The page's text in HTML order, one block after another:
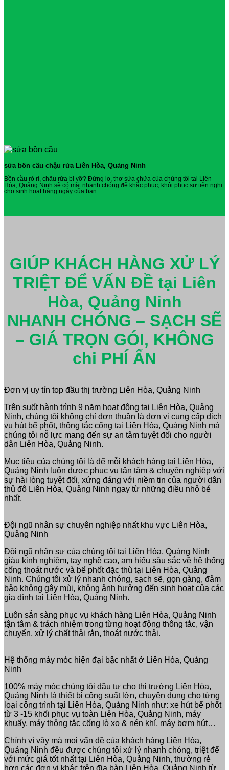
sửa bồn cầu chậu rửa Liên Hòa, Quảng Ninh
Bồn cầu rò rỉ, chậu rửa bị vỡ? Đừng lo, thợ sửa chữa của chúng tôi tại Liên
Hòa, Quảng Ninh sẽ có mặt nhanh chóng để khắc phục, khôi phục sự tiện nghi
cho sinh hoạt hàng ngày của bạn
GIÚP KHÁCH HÀNG XỬ LÝ
TRIỆT ĐỂ VẤN ĐỀ tại Liên
Hòa, Quảng Ninh
NHANH CHÓNG – SẠCH SẼ
– GIÁ TRỌN GÓI, KHÔNG
chi PHÍ ẨN
Đơn vị uy tín top đầu thị trường Liên Hòa, Quảng Ninh
Trên suốt hành trình 9 năm hoạt động tại Liên Hòa, Quảng
Ninh, chúng tôi không chỉ đơn thuần là đơn vị cung cấp dịch
vụ hút bể phốt, thông tắc cống tại Liên Hòa, Quảng Ninh mà
chúng tôi nỗ lực mang đến sự an tâm tuyệt đối cho người
dân Liên Hòa, Quảng Ninh.
Mục tiêu của chúng tôi là để mỗi khách hàng tại Liên Hòa,
Quảng Ninh luôn được phục vụ tận tâm & chuyên nghiệp với
sự hài lòng tuyệt đối, xứng đáng với niềm tin của người dân
thủ đô Liên Hòa, Quảng Ninh ngay từ những điều nhỏ bé
nhất.
Đội ngũ nhân sự chuyên nghiệp nhất khu vực Liên Hòa,
Quảng Ninh
Đội ngũ nhân sự của chúng tôi tại Liên Hòa, Quảng Ninh
giàu kinh nghiệm, tay nghề cao, am hiểu sâu sắc về hệ thống
cống thoát nước và bể phốt đặc thù tại Liên Hòa, Quảng
Ninh. Chúng tôi xử lý nhanh chóng, sạch sẽ, gọn gàng, đảm
bảo không gây mùi, không ảnh hưởng đến sinh hoạt của các
gia đình tại Liên Hòa, Quảng Ninh.
Luôn sẵn sàng phục vụ khách hàng Liên Hòa, Quảng Ninh
tận tâm & trách nhiệm trong từng hoạt động thông tắc, vận
chuyển, xử lý chất thải rắn, thoát nước thải.
Hệ thống máy móc hiện đại bậc nhất ở Liên Hòa, Quảng
Ninh
100% máy móc chúng tôi đầu tư cho thị trường Liên Hòa,
Quảng Ninh là thiết bị công suất lớn, chuyên dụng cho từng
loại công trình tại Liên Hòa, Quảng Ninh như: xe hút bể phốt
từ 3 -15 khối phục vụ toàn Liên Hòa, Quảng Ninh, máy
khuấy, máy thông tắc cống lò xo & nén khí, máy bơm hút…
Chính vì vậy mà mọi vấn đề của khách hàng Liên Hòa,
Quảng Ninh đều được chúng tôi xử lý nhanh chóng, triệt để
với mức giá tốt nhất tại Liên Hòa, Quảng Ninh, thường rẻ